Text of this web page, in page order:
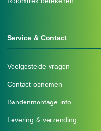
Service & Contact
Veelgestelde vragen
Contact opnemen
Bandenmontage info
Levering & verzending